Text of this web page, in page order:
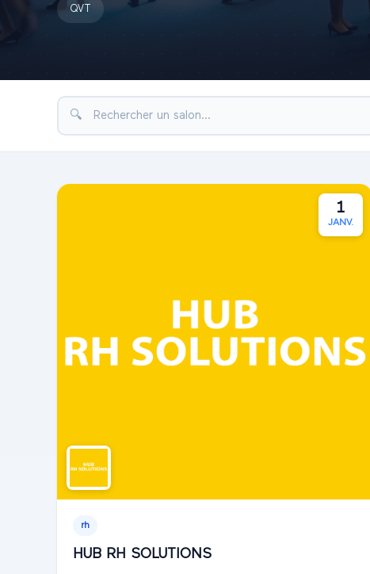
QVT
🔍
1
JANV.
rh
HUB RH SOLUTIONS